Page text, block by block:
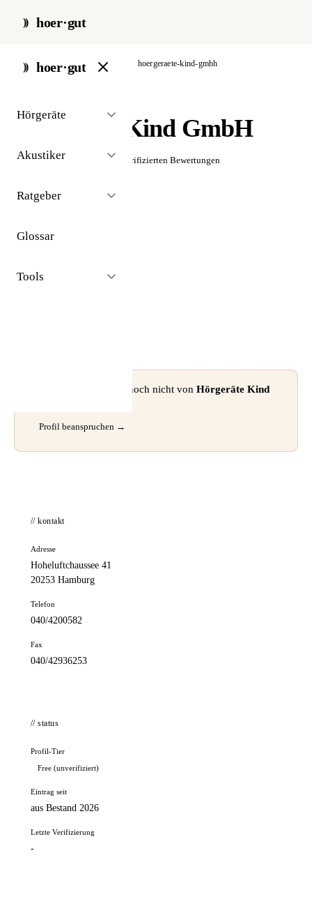
hoer·gut
hoer·gut
Hörgeräte
Akustiker
Ratgeber
Glossar
Tools
start / akustiker / hamburg hoergeraete-kind-gmbh
Hörgeräte Kind GmbH
☆☆☆☆☆ Noch keine verifizierten Bewertungen
⚠ Dieses Profil wurde noch nicht von Hörgeräte Kind
Profil beanspruchen →
// kontakt
Adresse
Hoheluftchaussee 41
20253 Hamburg
Telefon
040/4200582
Fax
040/42936253
// status
Profil-Tier
Free (unverifiziert)
Eintrag seit
aus Bestand 2026
Letzte Verifizierung
-